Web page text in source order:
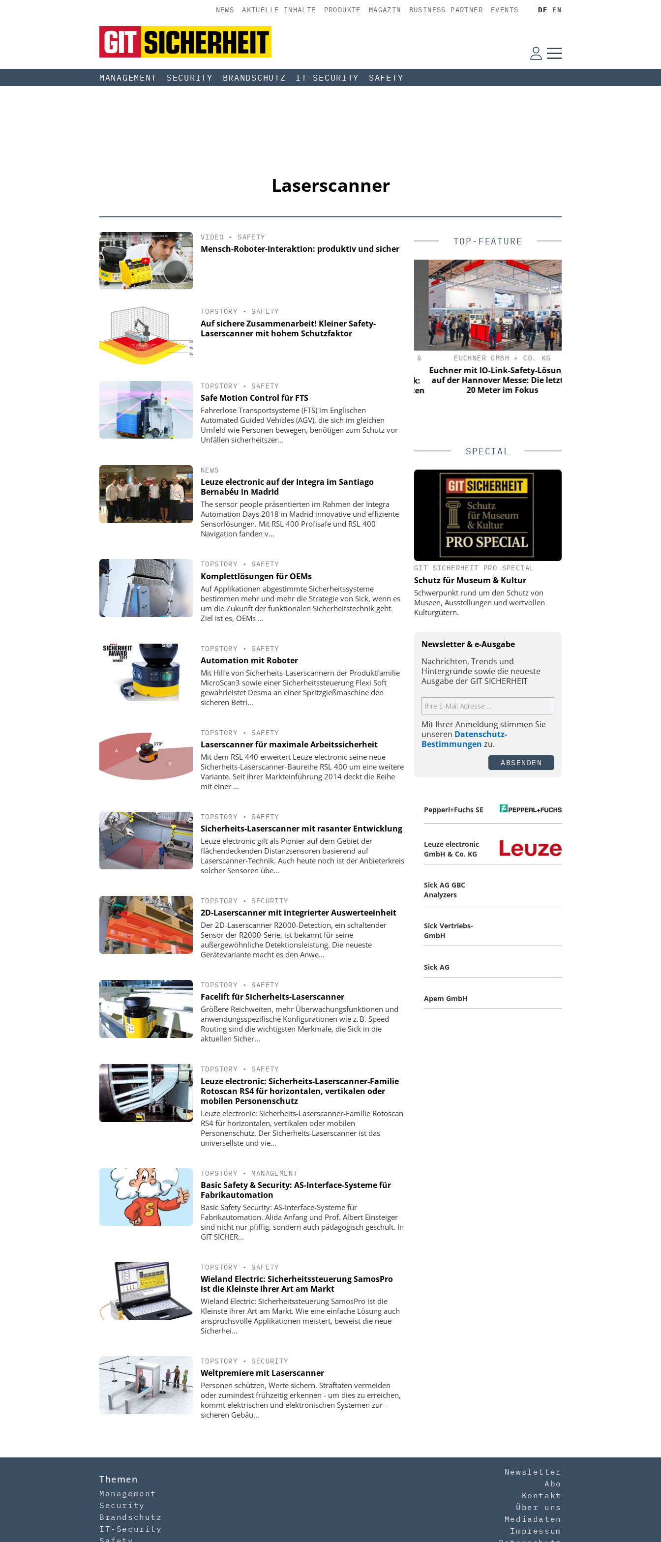
NEWS AKTUELLE INHALTE PRODUKTE MAGAZIN BUSINESS PARTNER EVENTS DE EN
MANAGEMENT SECURITY BRANDSCHUTZ IT-SECURITY SAFETY
Laserscanner
VIDEO • SAFETY
Mensch-Roboter-Interaktion: produktiv und sicher
TOPSTORY • SAFETY
Auf sichere Zusammenarbeit! Kleiner Safety-
Laserscanner mit hohem Schutzfaktor
TOPSTORY • SAFETY
Safe Motion Control für FTS
Fahrerlose Transportsysteme (FTS) im Englischen
Automated Guided Vehicles (AGV), die sich im gleichen
Umfeld wie Personen bewegen, benötigen zum Schutz vor
Unfällen sicherheitszer...
NEWS
Leuze electronic auf der Integra im Santiago
Bernabéu in Madrid
The sensor people präsentierten im Rahmen der Integra
Automation Days 2018 in Madrid innovative und effiziente
Sensorlösungen. Mit RSL 400 Profisafe und RSL 400
Navigation fanden v...
TOPSTORY • SAFETY
Komplettlösungen für OEMs
Auf Applikationen abgestimmte Sicherheitssysteme
bestimmen mehr und mehr die Strategie von Sick, wenn es
um die Zukunft der funktionalen Sicherheitstechnik geht.
Ziel ist es, OEMs ...
TOPSTORY • SAFETY
Automation mit Roboter
Mit Hilfe von Sicherheits-Laserscannern der Produktfamilie
MicroScan3 sowie einer Sicherheitssteuerung Flexi Soft
gewährleistet Desma an einer Spritzgießmaschine den
sicheren Betri...
TOPSTORY • SAFETY
Laserscanner für maximale Arbeitssicherheit
Mit dem RSL 440 erweitert Leuze electronic seine neue
Sicherheits-Laserscanner-Baureihe RSL 400 um eine weitere
Variante. Seit ihrer Markteinführung 2014 deckt die Reihe
mit einer ...
TOPSTORY • SAFETY
Sicherheits-Laserscanner mit rasanter Entwicklung
Leuze electronic gilt als Pionier auf dem Gebiet der
flächendeckenden Distanzsensoren basierend auf
Laserscanner-Technik. Auch heute noch ist der Anbieterkreis
solcher Sensoren übe...
TOPSTORY • SECURITY
2D-Laserscanner mit integrierter Auswerteeinheit
Der 2D-Laserscanner R2000-Detection, ein schaltender
Sensor der R2000-Serie, ist bekannt für seine
außergewöhnliche Detektionsleistung. Die neueste
Gerätevariante macht es den Anwe...
TOPSTORY • SAFETY
Facelift für Sicherheits-Laserscanner
Größere Reichweiten, mehr Über­wachungsfunktionen und
anwendungsspezifische Konfigurationen wie z. B. Speed
Routing sind die ­wichtigsten Merkmale, die Sick in die
aktuellen Sicher...
TOPSTORY • SAFETY
Leuze electronic: Sicherheits-Laserscanner-Familie
Rotoscan RS4 für horizontalen, vertikalen oder
mobilen Personenschutz
Leuze electronic: Sicherheits-Laserscanner-Familie Rotoscan
RS4 für horizontalen, vertikalen oder mobilen
Personenschutz. Der Sicherheits-Laserscanner ist das
universellste und vie...
TOPSTORY • MANAGEMENT
Basic Safety & Security: AS-Interface-Systeme für
Fabrikautomation
Basic Safety Security: AS-Interface-Systeme für
Fabrikautomation. Alida Anfang und Prof. Albert Einsteiger
sind nicht nur pfiffig, sondern auch pädagogisch geschult. In
GIT SICHER...
TOPSTORY • SAFETY
Wieland Electric: Sicherheitssteuerung SamosPro
ist die Kleinste ihrer Art am Markt
Wieland Electric: Sicherheitssteuerung SamosPro ist die
Kleinste ihrer Art am Markt. Wie eine einfache Lösung auch
anspruchsvolle Applikationen meistert, beweist die neue
Sicherhei...
TOPSTORY • SECURITY
Weltpremiere mit Laserscanner
Personen schützen, Werte sichern, Straftaten vermeiden
oder zumindest frühzeitig erkennen - um dies zu erreichen,
kommt elektrischen und elektronischen Systemen zur ­
sicheren Gebäu...
TOP-FEATURE
DUPONT DE NEMOURS GMBH
Atmungs-Aktivität ohne
Kompromisse
90 Jahre Dom Sicherheitstechnik:
Vom Schließzylinder zur vernetzten
EUCHNER GMBH + CO. KG
Euchner mit IO-Link-Safety-Lösungen
auf der Hannover Messe: Die letzten
20 Meter im Fokus
SPECIAL
GIT SICHERHEIT PRO SPECIAL
Schutz für Museum & Kultur
Schwerpunkt rund um den Schutz von
Museen, Ausstellungen und wertvollen
Kulturgütern.
Newsletter & e-Ausgabe
Nachrichten, Trends und
Hintergründe sowie die neueste
Ausgabe der GIT SICHERHEIT
Mit Ihrer Anmeldung stimmen Sie
unseren Datenschutz-
Bestimmungen zu.
ABSENDEN
Pepperl+Fuchs SE
Leuze electronic
GmbH & Co. KG
Sick AG GBC
Analyzers
Sick Vertriebs-
GmbH
Sick AG
Apem GmbH
Themen
Management
Security
Brandschutz
IT-Security
Newsletter
Abo
Kontakt
Über uns
Mediadaten
Impressum